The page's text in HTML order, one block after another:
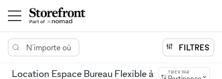
N'importe où FILTRES
Location Espace Bureau Flexible à
TRIER PAR